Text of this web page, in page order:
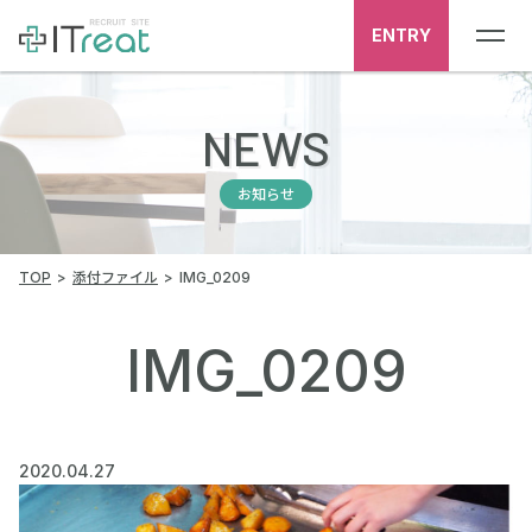
ENTRY
NEWS
お知らせ
TOP 添付ファイル IMG_0209
IMG_0209
2020.04.27